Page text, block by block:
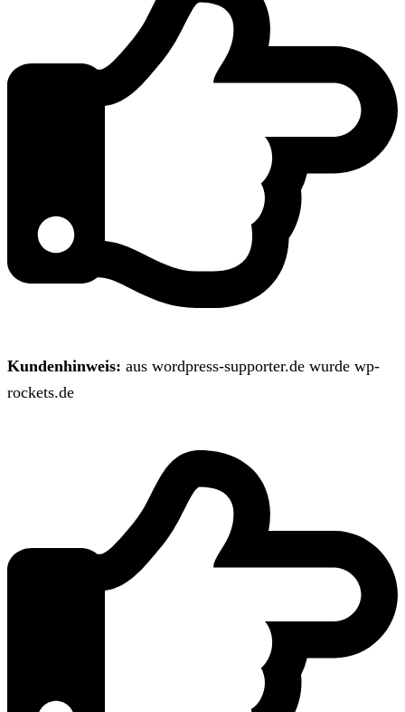
Kundenhinweis: aus wordpress-supporter.de wurde wp-
rockets.de